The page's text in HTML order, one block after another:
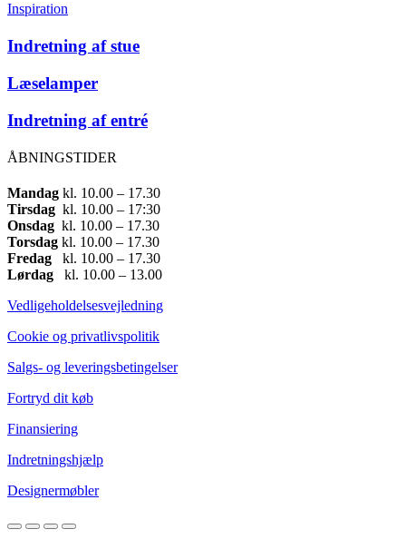
Inspiration
Indretning af stue
Læselamper
Indretning af entré
ÅBNINGSTIDER
Mandag ​ kl. 10.00 – 17.30​
Tirsdag ​ kl. 10.00 – 17:30​
Onsdag ​ kl. 10.00 – 17.30​
Torsdag ​ kl. 10.00 – 17.30​
Fredag ​ kl. 10.00 – 17.30​
Lørdag ​ kl. 10.00 – 13.00
Vedligeholdelsesvejledning
Cookie og privatlivspolitik
Salgs- og leveringsbetingelser
Fortryd dit køb
Finansiering
Indretningshjælp
Designermøbler